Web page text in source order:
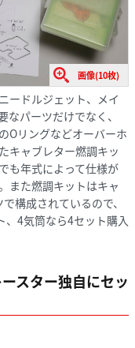
画像(10枚)
ードルジェット、メイ
パーツだけでなく、
Oリングなどオーバーホ
キャブレター燃調キッ
も年式によって仕様が
また燃調キットはキャ
構成されているので、
4気筒なら4セット購入
スター独自にセッ